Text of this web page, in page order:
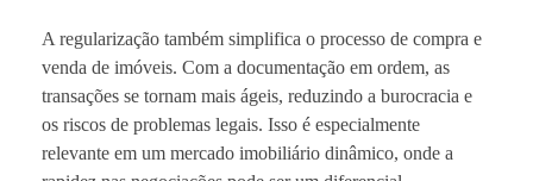
A regularização também simplifica o processo de compra e
venda de imóveis. Com a documentação em ordem, as
transações se tornam mais ágeis, reduzindo a burocracia e
os riscos de problemas legais. Isso é especialmente
relevante em um mercado imobiliário dinâmico, onde a